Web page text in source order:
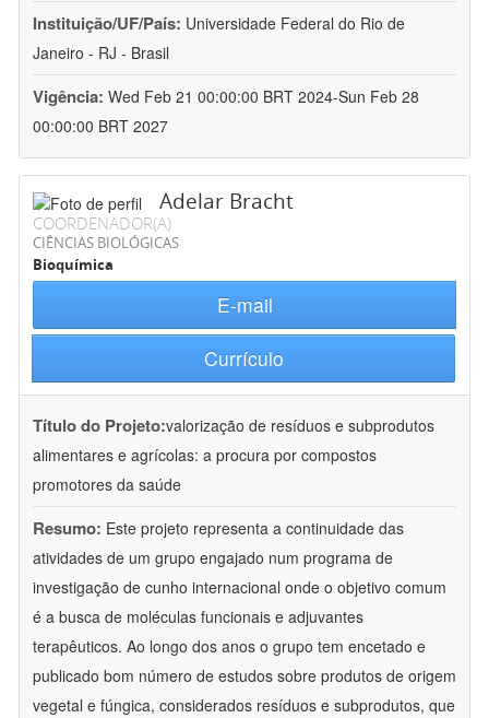
Instituição/UF/País: Universidade Federal do Rio de
Janeiro - RJ - Brasil
Vigência: Wed Feb 21 00:00:00 BRT 2024-Sun Feb 28
00:00:00 BRT 2027
Adelar Bracht
COORDENADOR(A)
CIÊNCIAS BIOLÓGICAS
Bioquímica
E-mail
Currículo
Título do Projeto:valorização de resíduos e subprodutos
alimentares e agrícolas: a procura por compostos
promotores da saúde
Resumo: Este projeto representa a continuidade das
atividades de um grupo engajado num programa de
investigação de cunho internacional onde o objetivo comum
é a busca de moléculas funcionais e adjuvantes
terapêuticos. Ao longo dos anos o grupo tem encetado e
publicado bom número de estudos sobre produtos de origem
vegetal e fúngica, considerados resíduos e subprodutos, que